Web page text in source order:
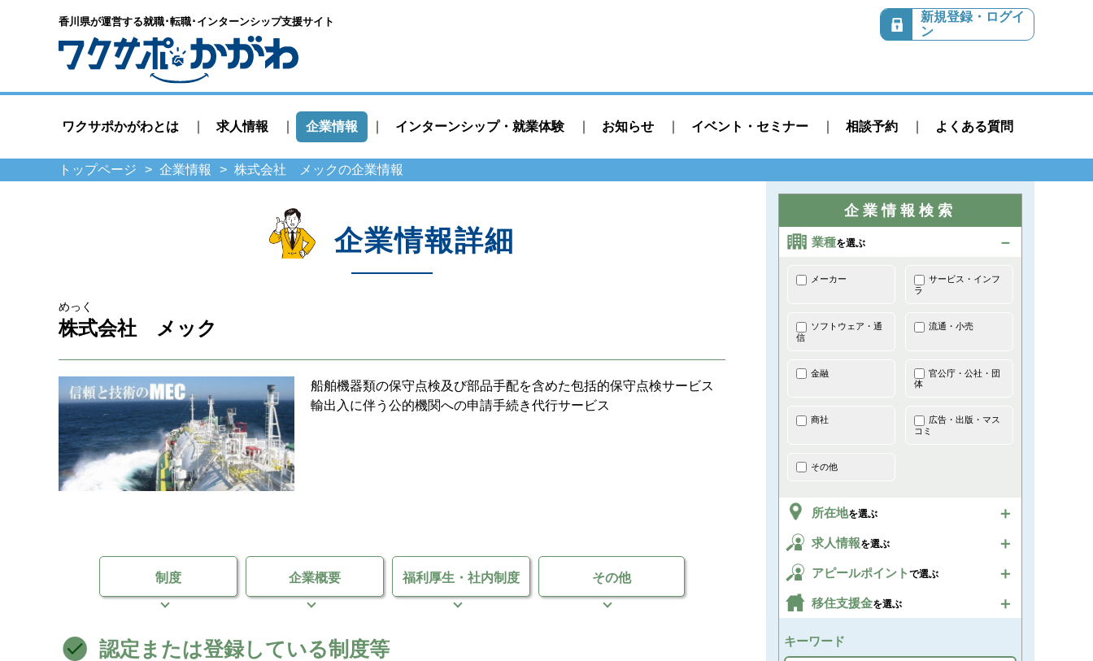
香川県が運営する就職･転職･ インターンシップ支援サイト
新規登録・ログイ
ン
ワクサポかがわとは 求人情報 企業情報 インターンシップ・就業体験 お知らせ イベント・セミナー 相談予約 よくある質問
トップページ 企業情報 株式会社 メックの企業情報
企業情報詳細
めっく
株式会社 メック
船舶機器類の保守点検及び部品手配を含めた包括的保守点検サービス
輸出入に伴う公的機関への申請手続き代行サービス
制度 企業概要 福利厚生・ 社内制度 その他
認定または登録している制度等
企業情報検索
業種を選ぶ
メーカー
サービス・インフ
ラ
ソフトウェア・通
信
流通・小売
金融
官公庁・公社・団
体
商社
広告・出版・マス
コミ
その他
所在地を選ぶ
求人情報を選ぶ
アピールポイント で選ぶ
移住支援金を選ぶ
キーワード